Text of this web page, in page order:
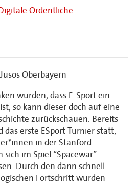
Ordentliche
Jusos Oberbayern
würden, dass E-Sport ein
so kann dieser doch auf eine
zurückschauen. Bereits
das erste ESport Turnier statt,
in der Stanford
im Spiel “Spacewar”
Durch den dann schnell
Fortschritt wurden